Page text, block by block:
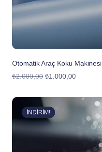
Otomatik Araç Koku Makinesi
₺2.000,00 ₺1.000,00
İNDIRIM!